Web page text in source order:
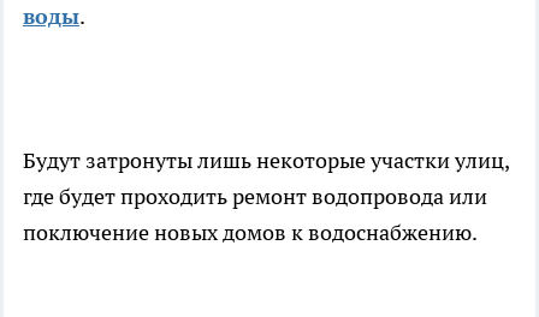
воды.
Будут затронуты лишь некоторые участки улиц,
где будет проходить ремонт водопровода или
поключение новых домов к водоснабжению.